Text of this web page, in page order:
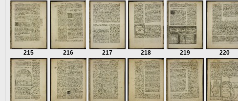
215 216 217 218 219 220